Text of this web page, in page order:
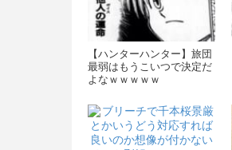
【ハンターハンター】旅団
最弱はもうこいつで決定だ
よなｗｗｗｗｗ